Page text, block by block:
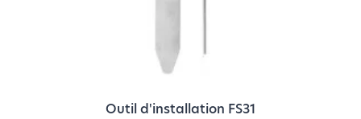
Outil d'installation FS31